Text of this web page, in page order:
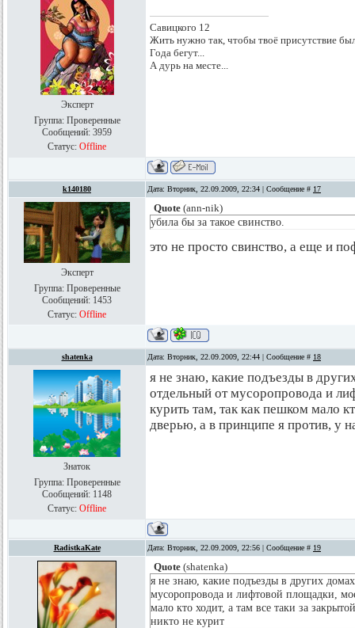
Эксперт
Группа: Проверенные
Сообщений: 3959
Статус: Offline
Савицкого 12
Жить нужно так, чтобы твоё присутствие
Года бегут...
А дурь на месте...
k140180 Дата: Вторник, 22.09.2009, 22:34 | Сообщение # 17
Эксперт
Группа: Проверенные
Сообщений: 1453
Статус: Offline
Quote (ann-nik)
убила бы за такое свинство.
это не просто свинство, а еще и
shatenka Дата: Вторник, 22.09.2009, 22:44 | Сообщение # 18
Знаток
Группа: Проверенные
Сообщений: 1148
Статус: Offline
я не знаю, какие подъезды в
отдельный от мусоропровода и
курить там, так как пешком мало
дверью, а в принципе я против, у
RadistkaKate Дата: Вторник, 22.09.2009, 22:56 | Сообщение # 19
Quote (shatenka)
я не знаю, какие подъезды в других
мусоропровода и лифтовой площадки,
мало кто ходит, а там все таки за
никто не курит